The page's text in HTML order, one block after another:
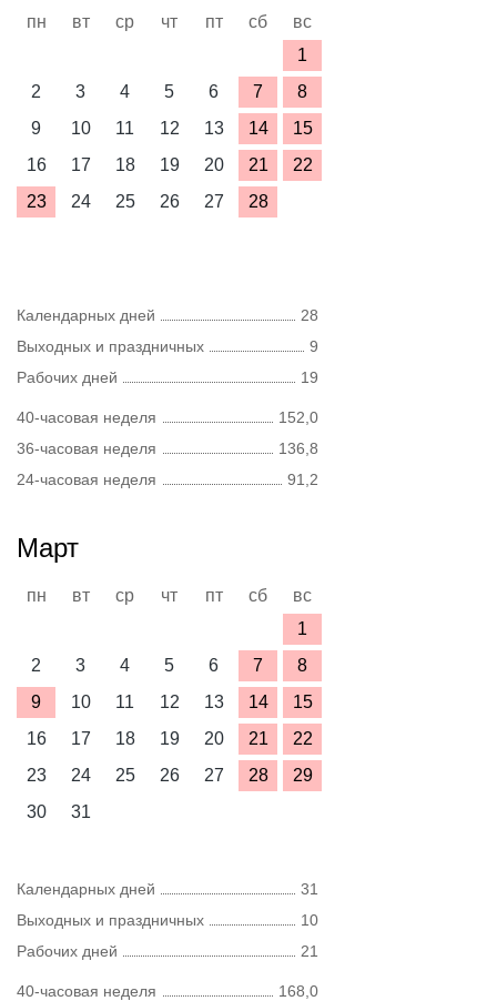
пн вт ср чт пт сб
вс
1
2
3 4 5 6 7
8
9
10 11 12 13 14
15
16
17 18 19 20 21
22
23
24 25 26 27 28
Календарных дней
28
Выходных и праздничных
9
Рабочих дней
19
40-часовая неделя
152,0
36-часовая неделя
136,8
24-часовая неделя
91,2
Март
пн вт ср чт пт сб
вс
1
2
3 4 5 6 7
8
9
10 11 12 13 14
15
16
17 18 19 20 21
22
23
24 25 26 27 28
29
30
31
Календарных дней
31
Выходных и праздничных
10
Рабочих дней
21
40-часовая неделя
168,0